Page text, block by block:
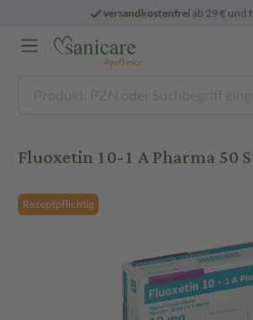
versandkostenfreiab 29 € und
Fluoxetin 10-1 A Pharma 50
Rezeptpflichtig